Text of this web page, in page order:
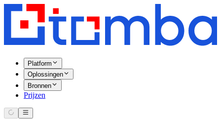
Platform
Oplossingen
Bronnen
Prijzen